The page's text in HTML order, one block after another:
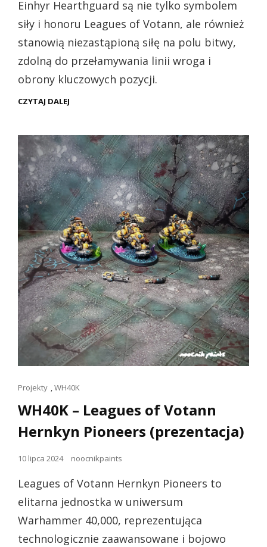
Einhyr Hearthguard są nie tylko symbolem
siły i honoru Leagues of Votann, ale również
stanowią niezastąpioną siłę na polu bitwy,
zdolną do przełamywania linii wroga i
obrony kluczowych pozycji.
CZYTAJ DALEJ
VOTANN
EINHYR
HEARTHGUARD
(PREZENTACJA)
Linki
kotów
Projekty ,WH40K
WH40K – Leagues of Votann
Hernkyn Pioneers (prezentacja)
Opublikowano
10 lipca 2024 noocnikpaints
Leagues of Votann Hernkyn Pioneers to
elitarna jednostka w uniwersum
Warhammer 40,000, reprezentująca
technologicznie zaawansowane i bojowo